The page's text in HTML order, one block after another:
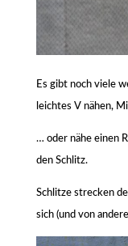
Es gibt noch viele
leichtes V nähen,
… oder nähe einen
den Schlitz.
Schlitze strecken
sich (und von